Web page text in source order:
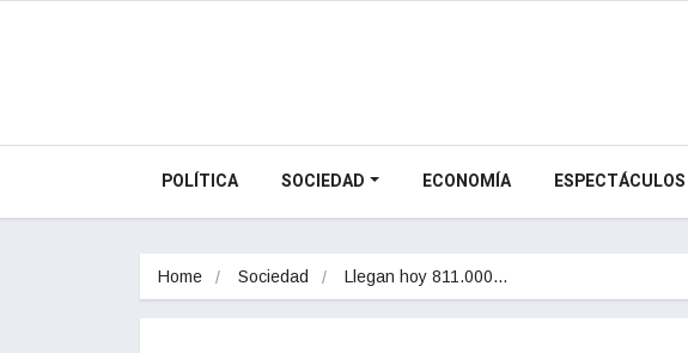
POLÍTICA SOCIEDAD ECONOMÍA ESPECTÁCULOS
Home Sociedad Llegan hoy 811.000…